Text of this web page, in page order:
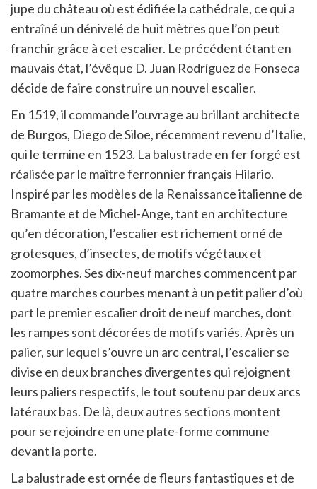
jupe du château où est édifiée la cathédrale, ce qui a
entraîné un dénivelé de huit mètres que l’on peut
franchir grâce à cet escalier. Le précédent étant en
mauvais état, l’évêque D. Juan Rodríguez de Fonseca
décide de faire construire un nouvel escalier.
En 1519, il commande l’ouvrage au brillant architecte
de Burgos, Diego de Siloe, récemment revenu d’Italie,
qui le termine en 1523. La balustrade en fer forgé est
réalisée par le maître ferronnier français Hilario.
Inspiré par les modèles de la Renaissance italienne de
Bramante et de Michel-Ange, tant en architecture
qu’en décoration, l’escalier est richement orné de
grotesques, d’insectes, de motifs végétaux et
zoomorphes. Ses dix-neuf marches commencent par
quatre marches courbes menant à un petit palier d’où
part le premier escalier droit de neuf marches, dont
les rampes sont décorées de motifs variés. Après un
palier, sur lequel s’ouvre un arc central, l’escalier se
divise en deux branches divergentes qui rejoignent
leurs paliers respectifs, le tout soutenu par deux arcs
latéraux bas. De là, deux autres sections montent
pour se rejoindre en une plate-forme commune
devant la porte.
La balustrade est ornée de fleurs fantastiques et de